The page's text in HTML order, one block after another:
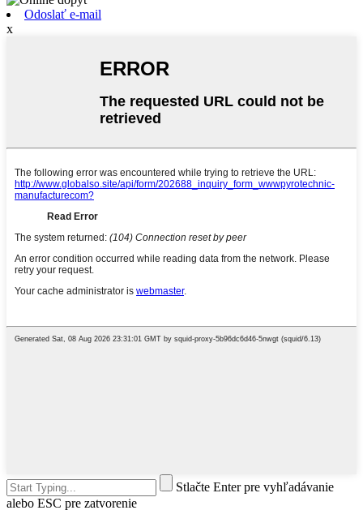
Odoslať e-mail
x
Stlačte Enter pre vyhľadávanie
alebo ESC pre zatvorenie